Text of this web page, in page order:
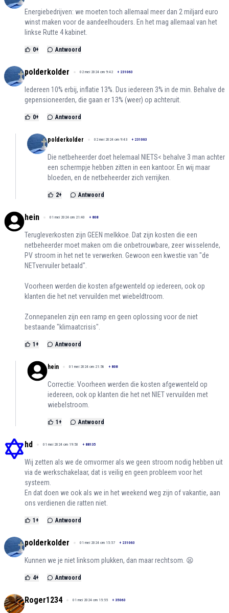
Energiebedrijven: we moeten toch allemaal meer dan 2 miljard euro
winst maken voor de aandeelhouders. En het mag allemaal van het
linkse Rutte 4 kabinet.
0+ Antwoord
polderkolder 02 mei 2024 om 9:42 + 231063
Iedereen 10% erbij, inflatie 13%. Dus iedereen 3% in de min. Behalve de
gepensioneerden, die gaan er 13% (weer) op achteruit.
0+ Antwoord
polderkolder 02 mei 2024 om 9:43 + 231063
Die netbeheerder doet helemaal NIETS< behalve 3 man achter
een schermpje hebben zitten in een kantoor. En wij maar
bloeden, en de netbeheerder zich verrijken.
2+ Antwoord
hein 01 mei 2024 om 21:40 + 808
Terugleverkosten zijn GEEN melkkoe. Dat zijn kosten die een
netbeheerder moet maken om die onbetrouwbare, zeer wisselende,
PV stroom in het net te verwerken. Gewoon een kwestie van "de
NETvervuiler betaald".
Voorheen werden die kosten afgewenteld op iedereen, ook op
klanten die het net vervuilden met wiebeldtroom.
Zonnepanelen zijn een ramp en geen oplossing voor de niet
bestaande "klimaatcrisis".
1 + Antwoord
hein 01 mei 2024 om 21:58 + 808
Correctie: Voorheen werden die kosten afgewenteld op
iedereen, ook op klanten die het net NIET vervuilden met
wiebelstroom.
1 + Antwoord
hd 01 mei 2024 om 19:50 + 88135
Wij zetten als we de omvormer als we geen stroom nodig hebben uit
via de werkschakelaar, dat is veilig en geen probleem voor het
systeem.
En dat doen we ook als we in het weekend weg zijn of vakantie, aan
ons verdienen die ratten niet.
1 + Antwoord
polderkolder 01 mei 2024 om 15:57 + 231063
Kunnen we je niet linksom plukken, dan maar rechtsom. 😫
4+ Antwoord
Roger1234 01 mei 2024 om 15:55 + 35063